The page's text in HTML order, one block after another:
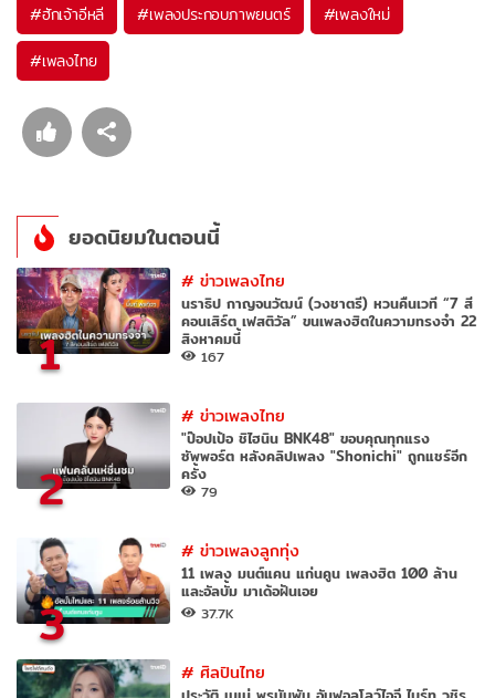
#ฮักเจ้าอีหลี #เพลงประกอบภาพยนตร์ #เพลงใหม่
#เพลงไทย
ยอดนิยมในตอนนี้
1
#ข่าวเพลงไทย
นราธิป กาญจนวัฒน์ (วงชาตรี) หวนคืนเวที “7 สี
คอนเสิร์ต เฟสติวัล” ขนเพลงฮิตในความทรงจำ 22
สิงหาคมนี้
167
2
#ข่าวเพลงไทย
"ป๊อปเป้อ ชิไฮนิน BNK48" ขอบคุณทุกแรง
ซัพพอร์ต หลังคลิปเพลง "Shonichi" ถูกแชร์อีก
ครั้ง
79
3
#ข่าวเพลงลูกทุ่ง
11 เพลง มนต์แคน แก่นคูน เพลงฮิต 100 ล้าน
และอัลบั้ม มาเด้อฝันเอย
37.7K
#ศิลปินไทย